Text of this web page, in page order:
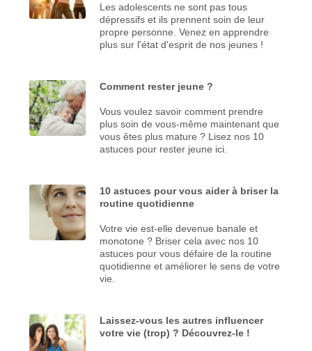
Les adolescents ne sont pas tous
dépressifs et ils prennent soin de leur
propre personne. Venez en apprendre
plus sur l'état d'esprit de nos jeunes !
Comment rester jeune ?
Vous voulez savoir comment prendre
plus soin de vous-même maintenant que
vous êtes plus mature ? Lisez nos 10
astuces pour rester jeune ici.
10 astuces pour vous aider à briser la
routine quotidienne
Votre vie est-elle devenue banale et
monotone ? Briser cela avec nos 10
astuces pour vous défaire de la routine
quotidienne et améliorer le sens de votre
vie.
Laissez-vous les autres influencer
votre vie (trop) ? Découvrez-le !